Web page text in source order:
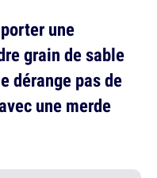
une
grain de sable
dérange pas de
une merde